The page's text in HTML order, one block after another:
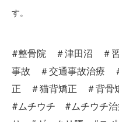
す。
#整骨院 ＃津田沼 ＃
事故 ＃交通事故治療
正 ＃猫背矯正 ＃背骨
#ムチウチ #ムチウチ